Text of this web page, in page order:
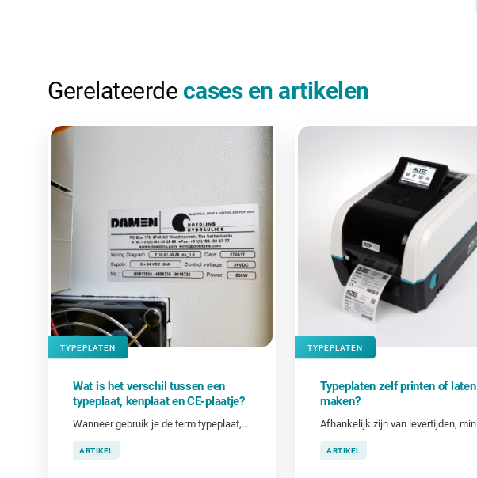
Gerelateerde cases en artikelen
TYPEPLATEN
Wat is het verschil tussen een
typeplaat, kenplaat en CE-plaatje?
Wanneer gebruik je de term typeplaat, kenplaat of CE-plaat?
ARTIKEL
TYPEPLATEN
Typeplaten zelf printen of laten
maken?
ARTIKEL